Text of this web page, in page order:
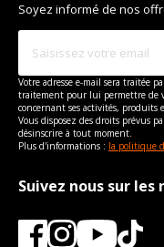
Soyez informé de nos
Votre adresse e-mail sera traitée
traitement pour lui permettre de
concernant ses activités, produits
Vous disposez des droits prévus
désinscrire à tout moment.
Plus d'informations : la politique
Suivez nous sur les